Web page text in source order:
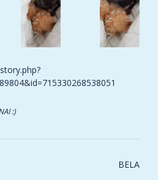
:)
BELA